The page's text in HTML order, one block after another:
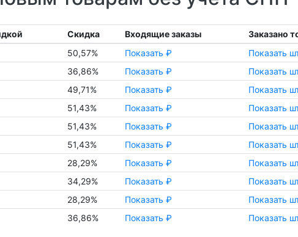
Скидка Входящие заказы
Заказано
50,57% Показать ₽
Показать
36,86% Показать ₽
Показать
49,71% Показать ₽
Показать
51,43% Показать ₽
Показать
51,43% Показать ₽
Показать
51,43% Показать ₽
Показать
28,29% Показать ₽
Показать
34,29% Показать ₽
Показать
28,29% Показать ₽
Показать
36,86% Показать ₽ Показать